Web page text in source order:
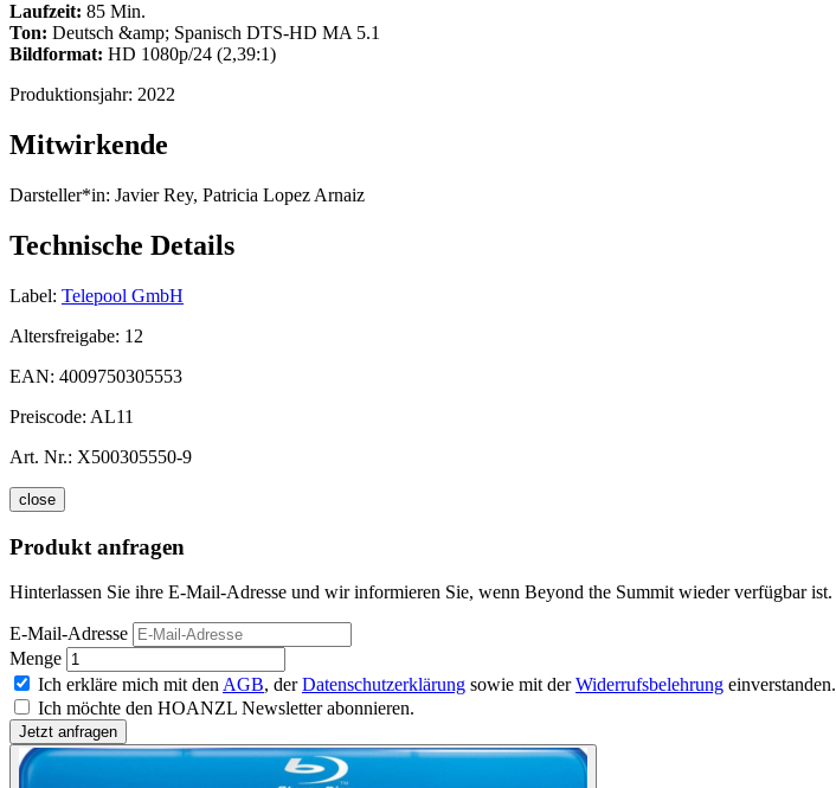
Laufzeit: 85 Min.
Ton: Deutsch &amp; Spanisch DTS-HD MA 5.1
Bildformat: HD 1080p/24 (2,39:1)
Produktionsjahr: 2022
Mitwirkende
Darsteller*in: Javier Rey, Patricia Lopez Arnaiz
Technische Details
Label: Telepool GmbH
Altersfreigabe: 12
EAN: 4009750305553
Preiscode: AL11
Art. Nr.: X500305550-9
close
Produkt anfragen
Hinterlassen Sie ihre E-Mail-Adresse und wir informieren Sie, wenn Beyond the Summit wieder verfügbar ist.
E-Mail-Adresse
Menge
Ich erkläre mich mit den AGB, derDatenschutzerklärung sowie mit derWiderrufsbelehrung einverstanden.
Ich möchte den HOANZL Newsletter abonnieren.